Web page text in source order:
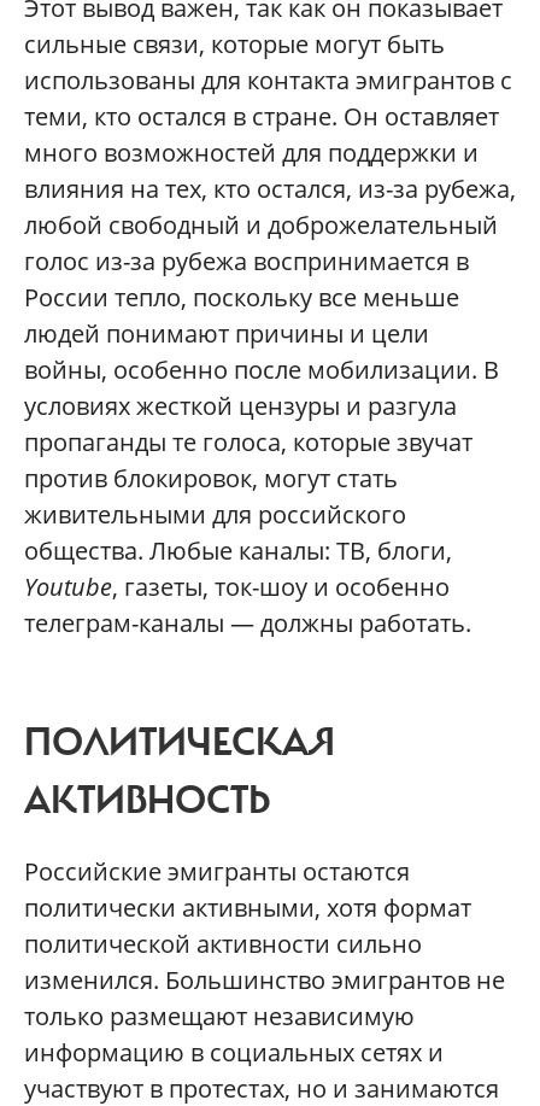
Этот вывод важен, так как он показывает
сильные связи, которые могут быть
использованы для контакта эмигрантов с
теми, кто остался в стране. Он оставляет
много возможностей для поддержки и
влияния на тех, кто остался, из-за рубежа,
любой свободный и доброжелательный
голос из-за рубежа воспринимается в
России тепло, поскольку все меньше
людей понимают причины и цели
войны, особенно после мобилизации. В
условиях жесткой цензуры и разгула
пропаганды те голоса, которые звучат
против блокировок, могут стать
живительными для российского
общества. Любые каналы: ТВ, блоги,
Youtube, газеты, ток-шоу и особенно
телеграм-каналы — должны работать.
ПОЛИТИЧЕСКАЯ
АКТИВНОСТЬ
Российские эмигранты остаются
политически активными, хотя формат
политической активности сильно
изменился. Большинство эмигрантов не
только размещают независимую
информацию в социальных сетях и
участвуют в протестах, но и занимаются